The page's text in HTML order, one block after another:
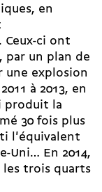
en
ci ont
par un plan de
une explosion
à 2013, en
produit la
30 fois plus
l'équivalent
Uni… En 2014,
les trois quarts